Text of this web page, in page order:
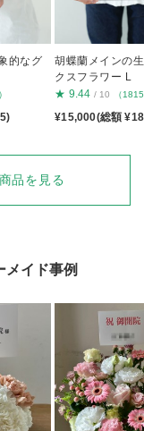
的なグ
胡蝶蘭メインの
クスフラワー L
★ 9.44 / 10 （
¥15,000(総額
品を見る
メイド事例